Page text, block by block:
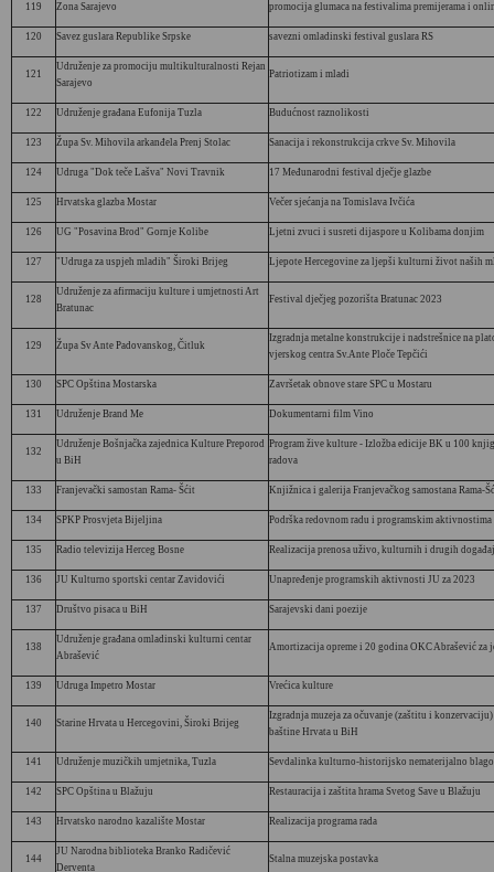
119 Zona Sarajevo promocija glumaca na festivalima premijerama i
120 Savez guslara Republike Srpske savezni omladinski festival guslara RS
121
Udruženje za promociju multikulturalnosti Rejan
Sarajevo
Patriotizam i mladi
122 Udruženje građana Eufonija Tuzla Budućnost raznolikosti
123 Župa Sv. Mihovila arkanđela Prenj Stolac Sanacija i rekonstrukcija crkve Sv. Mihovila
124 Udruga "Dok teče Lašva" Novi Travnik 17 Međunarodni festival dječje glazbe
125 Hrvatska glazba Mostar Večer sjećanja na Tomislava Ivčića
126 UG "Posavina Brod" Gornje Kolibe Ljetni zvuci i susreti dijaspore u Kolibama donjim
127 "Udruga za uspjeh mladih" Široki Brijeg Ljepote Hercegovine za ljepši kulturni život naših
128
Udruženje za afirmaciju kulture i umjetnosti Art
Bratunac
Festival dječjeg pozorišta Bratunac 2023
129 Župa Sv Ante Padovanskog, Čitluk
Izgradnja metalne konstrukcije i nadstrešnice na
vjerskog centra Sv.Ante Ploče Tepčići
130 SPC Opština Mostarska Završetak obnove stare SPC u Mostaru
131 Udruženje Brand Me Dokumentarni film Vino
132
Udruženje Bošnjačka zajednica Kulture Preporod
u BiH
Program žive kulture - Izložba edicije BK u 100
radova
133 Franjevački samostan Rama- Šćit Knjižnica i galerija Franjevačkog samostana Rama-
134 SPKP Prosvjeta Bijeljina Podrška redovnom radu i programskim aktivnostima
135 Radio televizija Herceg Bosne Realizacija prenosa uživo, kulturnih i drugih
136 JU Kulturno sportski centar Zavidovići Unapređenje programskih aktivnosti JU za 2023
137 Društvo pisaca u BiH Sarajevski dani poezije
138
Udruženje građana omladinski kulturni centar
Abrašević
Amortizacija opreme i 20 godina OKC Abrašević za
139 Udruga Impetro Mostar Vrećica kulture
140 Starine Hrvata u Hercegovini, Široki Brijeg
Izgradnja muzeja za očuvanje (zaštitu i
baštine Hrvata u BiH
141 Udruženje muzičkih umjetnika, Tuzla Sevdalinka kulturno-historijsko nematerijalno
142 SPC Opština u Blažuju Restauracija i zaštita hrama Svetog Save u Blažuju
143 Hrvatsko narodno kazalište Mostar Realizacija programa rada
144
JU Narodna biblioteka Branko Radičević
Derventa
Stalna muzejska postavka